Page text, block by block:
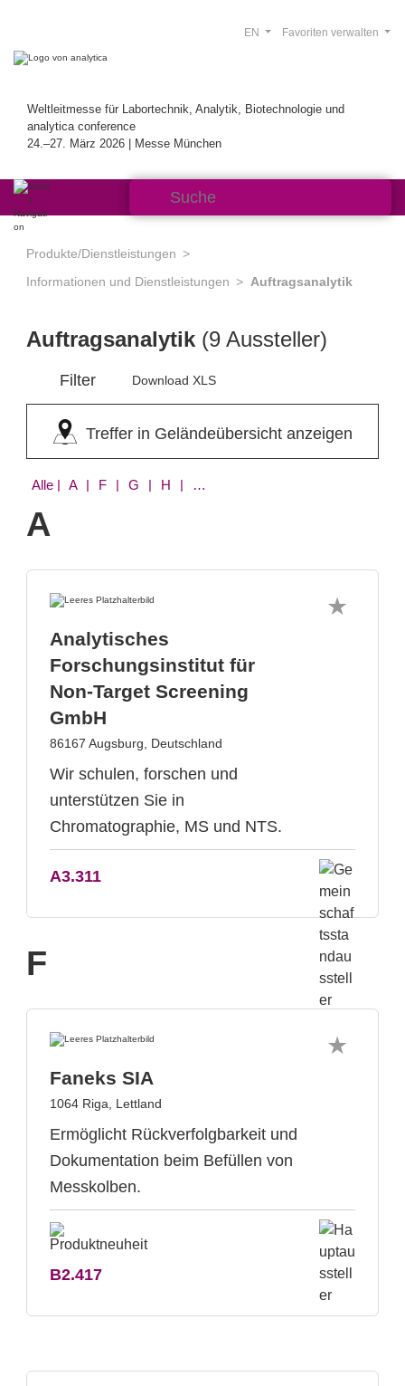
Weltleitmesse für Labortechnik, Analytik, Biotechnologie und
analytica conference
24.–27. März 2026 | Messe München
Favoriten verwalten
EN
Produkte/Dienstleistungen
Informationen und Dienstleistungen
Auftragsanalytik
Auftragsanalytik (9 Aussteller)
Filter Download XLS
Treffer in Geländeübersicht anzeigen
Alle | A | F | G | H | L | M | S
A
Analytisches
Forschungsinstitut für
Non-Target Screening
GmbH
86167 Augsburg, Deutschland
Wir schulen, forschen und
unterstützen Sie in
Chromatographie, MS und NTS.
A3.311
F
Faneks SIA
1064 Riga, Lettland
Ermöglicht Rückverfolgbarkeit und
Dokumentation beim Befüllen von
Messkolben.
B2.417